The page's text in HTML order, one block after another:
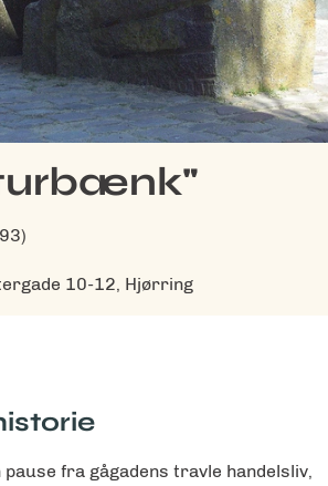
10-12, Hjørring
pause fra gågadens travle handelsliv,